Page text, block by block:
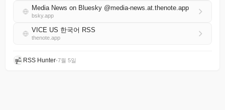
Media News on Bluesky @media-news.at.thenote.app
bsky.app
VICE US 한국어 RSS
thenote.app
RSS Hunter•7월 5일